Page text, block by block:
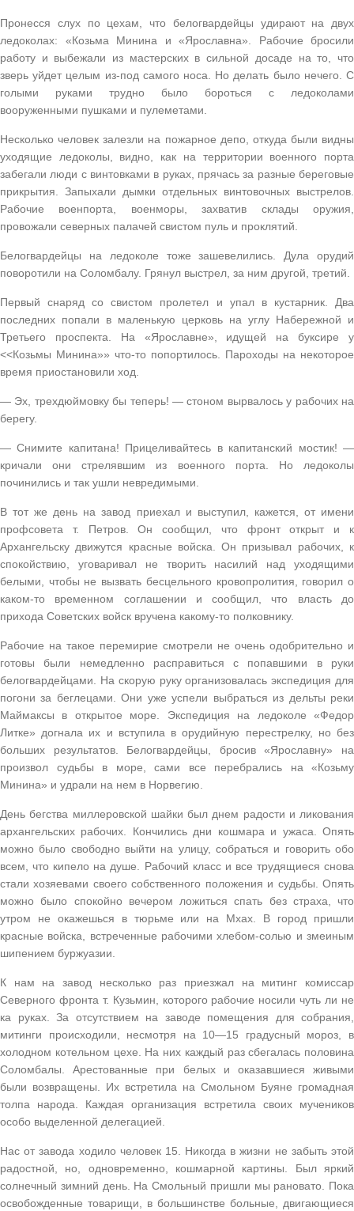
Пронесся слух по цехам, что белогвардейцы удирают на двух
ледоколах: «Козьма Минина и «Ярославна». Рабочие бросили
работу и выбежали из мастерских в сильной досаде на то, что
зверь уйдет целым из-под самого носа. Но делать было нечего. С
голыми руками трудно было бороться с ледоколами
вооруженными пушками и пулеметами.
Несколько человек залезли на пожарное депо, откуда были видны
уходящие ледоколы, видно, как на территории военного порта
забегали люди с винтовками в руках, прячась за разные береговые
прикрытия. Запыхали дымки отдельных винтовочных выстрелов.
Рабочие военпорта, военморы, захватив склады оружия,
провожали северных палачей свистом пуль и проклятий.
Белогвардейцы на ледоколе тоже зашевелились. Дула орудий
поворотили на Соломбалу. Грянул выстрел, за ним другой, третий.
Первый снаряд со свистом пролетел и упал в кустарник. Два
последних попали в маленькую церковь на углу Набережной и
Третьего проспекта. На «Ярославне», идущей на буксире у
<<Козьмы Минина»» что-то попортилось. Пароходы на некоторое
время приостановили ход.
— Эх, трехдюймовку бы теперь! — стоном вырвалось у рабочих на
берегу.
— Снимите капитана! Прицеливайтесь в капитанский мостик! —
кричали они стрелявшим из военного порта. Но ледоколы
починились и так ушли невредимыми.
В тот же день на завод приехал и выступил, кажется, от имени
профсовета т. Петров. Он сообщил, что фронт открыт и к
Архангельску движутся красные войска. Он призывал рабочих, к
спокойствию, уговаривал не творить насилий над уходящими
белыми, чтобы не вызвать бесцельного кровопролития, говорил о
каком-то временном соглашении и сообщил, что власть до
прихода Советских войск вручена какому-то полковнику.
Рабочие на такое перемирие смотрели не очень одобрительно и
готовы были немедленно расправиться с попавшими в руки
белогвардейцами. На скорую руку организовалась экспедиция для
погони за беглецами. Они уже успели выбраться из дельты реки
Маймаксы в открытое море. Экспедиция на ледоколе «Федор
Литке» догнала их и вступила в орудийную перестрелку, но без
больших результатов. Белогвардейцы, бросив «Ярославну» на
произвол судьбы в море, сами все перебрались на «Козьму
Минина» и удрали на нем в Норвегию.
День бегства миллеровской шайки был днем радости и ликования
архангельских рабочих. Кончились дни кошмара и ужаса. Опять
можно было свободно выйти на улицу, собраться и говорить обо
всем, что кипело на душе. Рабочий класс и все трудящиеся снова
стали хозяевами своего собственного положения и судьбы. Опять
можно было спокойно вечером ложиться спать без страха, что
утром не окажешься в тюрьме или на Мхах. В город пришли
красные войска, встреченные рабочими хлебом-солью и змеиным
шипением буржуазии.
К нам на завод несколько раз приезжал на митинг комиссар
Северного фронта т. Кузьмин, которого рабочие носили чуть ли не
ка руках. За отсутствием на заводе помещения для собрания,
митинги происходили, несмотря на 10—15 градусный мороз, в
холодном котельном цехе. На них каждый раз сбегалась половина
Соломбалы. Арестованные при белых и оказавшиеся живыми
были возвращены. Их встретила на Смольном Буяне громадная
толпа народа. Каждая организация встретила своих мучеников
особо выделенной делегацией.
Нас от завода ходило человек 15. Никогда в жизни не забыть этой
радостной, но, одновременно, кошмарной картины. Был яркий
солнечный зимний день. На Смольный пришли мы рановато. Пока
освобожденные товарищи, в большинстве больные, двигающиеся